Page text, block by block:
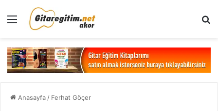
Menü
Anasayfa / Ferhat Göçer